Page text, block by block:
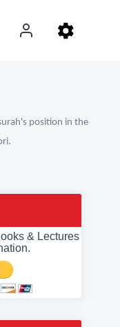
position in the
& Lectures